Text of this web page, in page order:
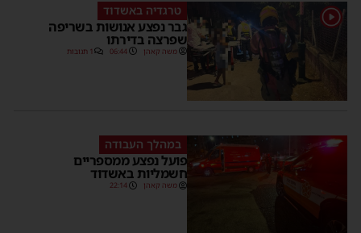
1 טרגדיה באשדוד
גבר נפצע אנושות בשריפה
שפרצה בדירתו
משה קאהן 06:44 1 תגובות
במהלך העבודה
פועל נפצע ממספריים
חשמליות באשדוד
משה קאהן 22:14